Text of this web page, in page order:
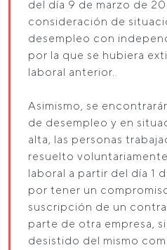
del día 9 de marzo de
consideración de
desempleo con
por la que se hubiera
laboral anterior.
Asimismo, se
de desempleo y en
alta, las personas
resuelto
laboral a partir del día 1
por tener un
suscripción de un
parte de otra empresa,
desistido del mismo